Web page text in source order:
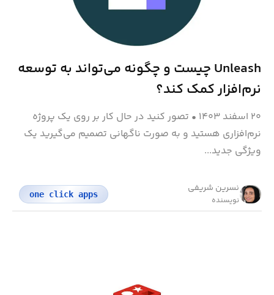
Unleash چیست و چگونه می‌تواند به توسعه
نرم‌افزار کمک کند؟
۲۰ اسفند ۱۴۰۳ • تصور کنید در حال کار بر روی یک پروژه
نرم‌افزاری هستید و به صورت ناگهانی تصمیم می‌گیرید یک
ویژگی جدید...
نسرین شریفی
نویسنده
one click apps